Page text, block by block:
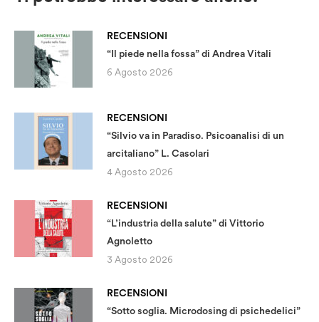
RECENSIONI
“Il piede nella fossa” di Andrea Vitali
6 Agosto 2026
RECENSIONI
“Silvio va in Paradiso. Psicoanalisi di un
arcitaliano” L. Casolari
4 Agosto 2026
RECENSIONI
“L’industria della salute” di Vittorio
Agnoletto
3 Agosto 2026
RECENSIONI
“Sotto soglia. Microdosing di psichedelici”